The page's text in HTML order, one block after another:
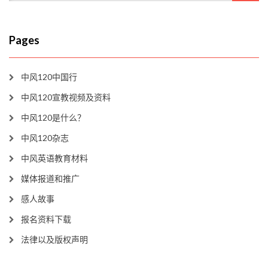
Pages
中风120中国行
中风120宣教视频及资料
中风120是什么？
中风120杂志
中风英语教育材料
媒体报道和推广
感人故事
报名资料下载
法律以及版权声明